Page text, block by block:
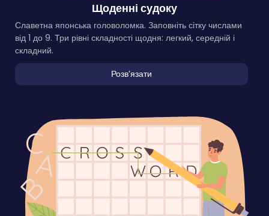
Щоденні судоку
Славетна японська головоломка. Заповніть сітку числами
від 1 до 9. Три рівні складності щодня: легкий, середній і
складний.
Розвʼязати